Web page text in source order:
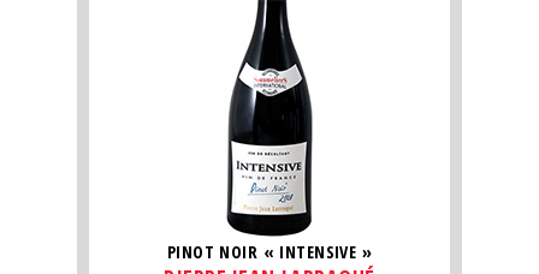
PINOT NOIR « INTENSIVE »